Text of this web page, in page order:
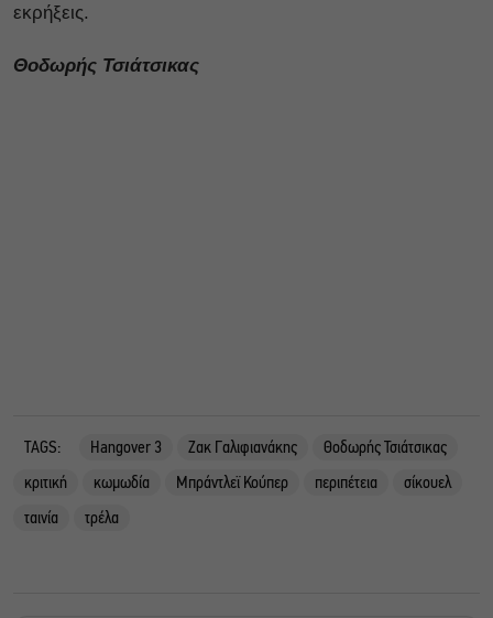
εκρήξεις.
Θοδωρής Τσιάτσικας
TAGS: Hangover 3 Ζακ Γαλιφιανάκης
Θοδωρής Τσιάτσικας
κριτική
κωμωδία Μπράντλεϊ Κούπερ περιπέτεια
σίκουελ
ταινία
τρέλα